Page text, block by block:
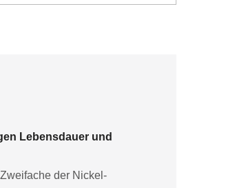
Lebensdauer und
der Nickel-